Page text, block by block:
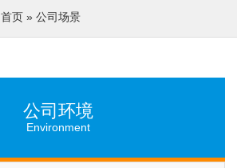
首页 » 公司场景
公司环境
Environment